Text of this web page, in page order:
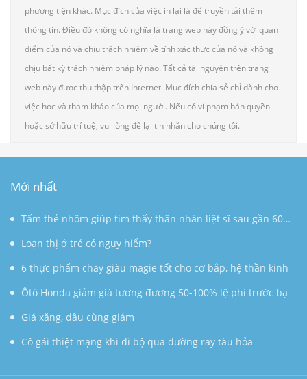
phương tiện khác. Mục đích của việc in lại là để truyền tải thêm
thông tin. Điều đó không có nghĩa là trang web này đồng ý với quan
điểm của nó và chịu trách nhiệm về tính xác thực của nó và không
chịu bất kỳ trách nhiệm pháp lý nào. Tất cả tài nguyên trên trang
web này được thu thập trên Internet. Mục đích chia sẻ chỉ dành cho
việc học và tham khảo của mọi người. Nếu có vi phạm bản quyền
hoặc sở hữu trí tuệ, vui lòng để lại tin nhắn cho chúng tôi.
Mới nhất
Tấm thẻ nhôm giúp tìm thấy thân nhân liệt sĩ sau gần 60
nămLoạn thị ở trẻ có nguy hiểm?
6 thực phẩm chay giàu magie tốt cho cơ bắp, hệ thần kinh
Ôtô Honda giảm giá tương đương 50-100% lệ phí trước bạ
Giá xăng, dầu cùng giảm
Cô gái thiệt mạng khi đi bộ qua đường ray tàu hỏa